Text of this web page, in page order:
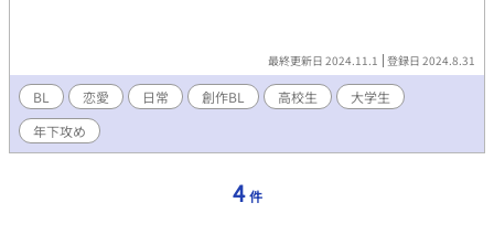
最終更新日 2024.11.1 登録日 2024.8.31
BL 恋愛 日常 創作BL 高校生
大学生
年下攻め
4 件